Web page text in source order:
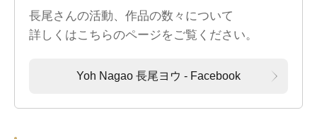
長尾さんの活動、作品の数々について
詳しくはこちらのページをご覧ください。
Yoh Nagao 長尾ヨウ - Facebook